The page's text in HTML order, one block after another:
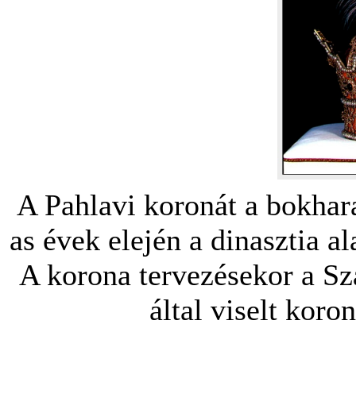
A Pahlavi koronát a
as évek elején a dinasztia
A korona tervezésekor a
által viselt